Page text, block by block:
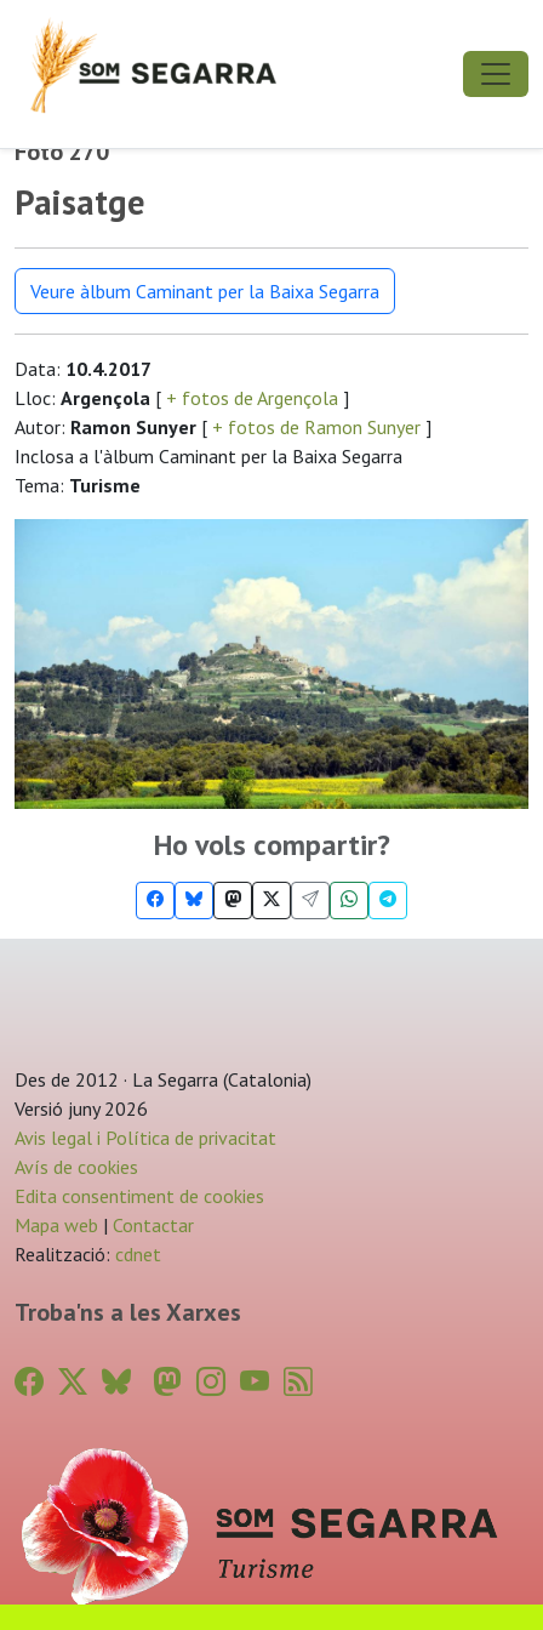
Foto 270
Paisatge
Veure àlbum Caminant per la Baixa Segarra
Data: 10.4.2017
Lloc: Argençola [ + fotos de Argençola ]
Autor: Ramon Sunyer [ + fotos de Ramon Sunyer ]
Inclosa a l'àlbum Caminant per la Baixa Segarra
Tema: Turisme
Ho vols compartir?
Des de 2012 · La Segarra (Catalonia)
Versió juny 2026
Avis legal i Política de privacitat
Avís de cookies
Edita consentiment de cookies
Mapa web | Contactar
Realització: cdnet
Troba'ns a les Xarxes